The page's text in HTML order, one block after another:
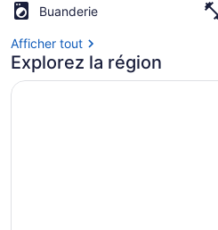
Buanderie
Afficher tout
Explorez la région